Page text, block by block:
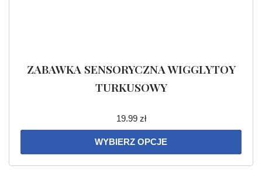
ZABAWKA SENSORYCZNA WIGGLYTOY
TURKUSOWY
19.99 zł
WYBIERZ OPCJE